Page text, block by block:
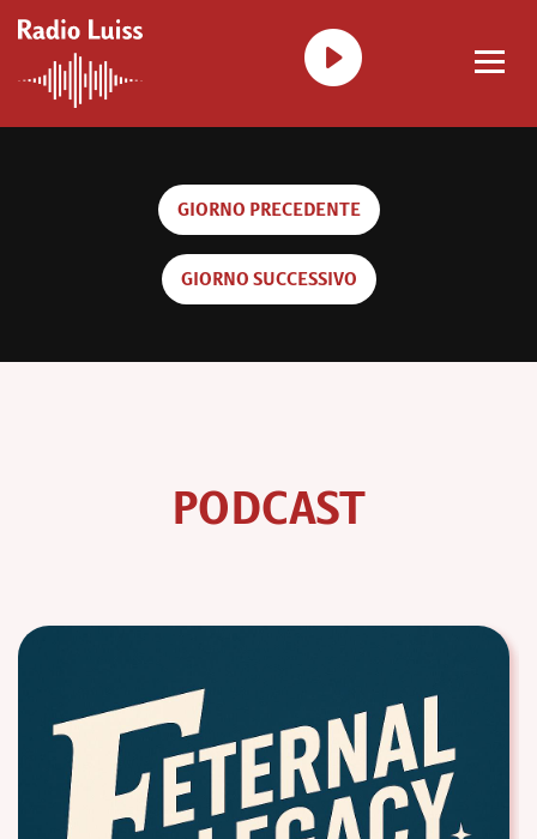
GIORNO PRECEDENTE
GIORNO SUCCESSIVO
PODCAST